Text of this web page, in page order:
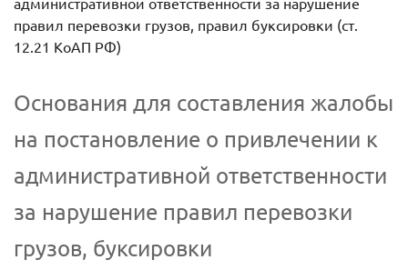
правил перевозки грузов, правил буксировки (ст.
12.21 КоАП РФ)
Основания для составления жалобы
на постановление о привлечении к
административной ответственности
за нарушение правил перевозки
грузов, буксировки